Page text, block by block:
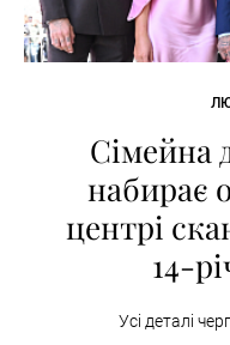
Сімейна
набирає
центрі
14-
Усі деталі